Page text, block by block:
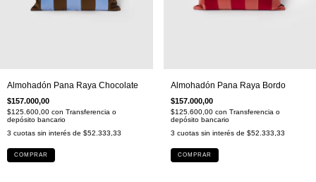
Almohadón Pana Raya Chocolate
$157.000,00
$125.600,00 con Transferencia o
depósito bancario
3 cuotas sin interés de $52.333,33
COMPRAR
Almohadón Pana Raya Bordo
$157.000,00
$125.600,00 con Transferencia o
depósito bancario
3 cuotas sin interés de $52.333,33
COMPRAR